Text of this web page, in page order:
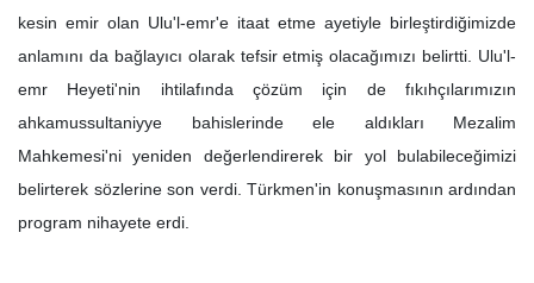
kesin emir olan Ulu'l-emr'e itaat etme ayetiyle birleştirdiğimizde
anlamını da bağlayıcı olarak tefsir etmiş olacağımızı belirtti. Ulu'l-
emr Heyeti'nin ihtilafında çözüm için de fıkıhçılarımızın
ahkamussultaniyye bahislerinde ele aldıkları Mezalim
Mahkemesi'ni yeniden değerlendirerek bir yol bulabileceğimizi
belirterek sözlerine son verdi. Türkmen'in konuşmasının ardından
program nihayete erdi.